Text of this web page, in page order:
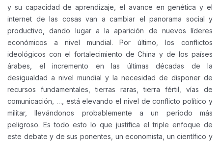
y su capacidad de aprendizaje, el avance en genética y el
internet de las cosas van a cambiar el panorama social y
productivo, dando lugar a la aparición de nuevos líderes
económicos a nivel mundial. Por último, los conflictos
ideológicos con el fortalecimiento de China y de los países
árabes, el incremento en las últimas décadas de la
desigualdad a nivel mundial y la necesidad de disponer de
recursos fundamentales, tierras raras, tierra fértil, vías de
comunicación, …, está elevando el nivel de conflicto político y
militar, llevándonos probablemente a un periodo más
peligroso. Es todo esto lo que justifica el triple enfoque de
este debate y de sus ponentes, un economista, un científico y